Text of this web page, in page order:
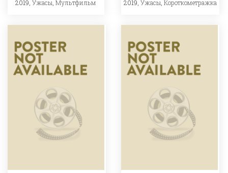
2019,Ужасы ,Мультфильм 2019,Ужасы ,Короткометражка